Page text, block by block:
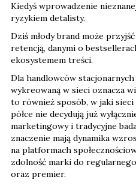
Kiedyś wprowadzenie
ryzykiem detalisty.
Dziś młody brand może
retencją, danymi o
ekosystemem treści.
Dla handlowców
wykreowaną w sieci oznacza
to również sposób, w jaki sieci
półce nie decydują już
marketingowy i tradycyjne
znaczenie mają dynamika
na platformach
zdolność marki do
oraz premier.